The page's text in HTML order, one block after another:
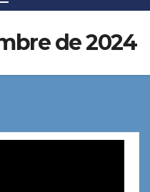
de 2024